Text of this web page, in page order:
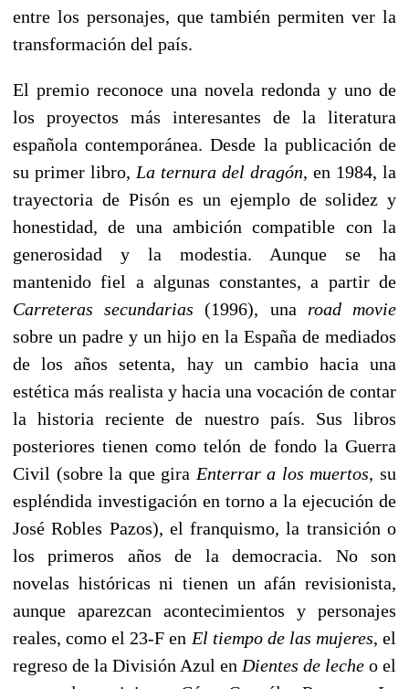
entre los personajes, que también permiten ver la
transformación del país.
El premio reconoce una novela redonda y uno de
los proyectos más interesantes de la literatura
española contemporánea. Desde la publicación de
su primer libro, La ternura del dragón, en 1984, la
trayectoria de Pisón es un ejemplo de solidez y
honestidad, de una ambición compatible con la
generosidad y la modestia. Aunque se ha
mantenido fiel a algunas constantes, a partir de
Carreteras secundarias(1996), una road movie
sobre un padre y un hijo en la España de mediados
de los años setenta, hay un cambio hacia una
estética más realista y hacia una vocación de contar
la historia reciente de nuestro país. Sus libros
posteriores tienen como telón de fondo la Guerra
Civil (sobre la que gira Enterrar a los muertos, su
espléndida investigación en torno a la ejecución de
José Robles Pazos), el franquismo, la transición o
los primeros años de la democracia. No son
novelas históricas ni tienen un afán revisionista,
aunque aparezcan acontecimientos y personajes
reales, como el 23-F en El tiempo de las mujeres, el
regreso de la División Azul en Dientes de leche o el